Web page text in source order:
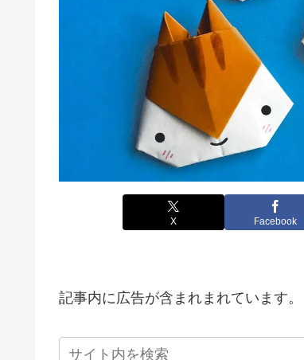
X Facebook
記事内に広告が含まれまれています。